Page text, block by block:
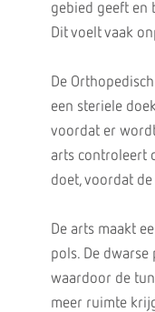
gebied geeft en
Dit voelt vaak
De
een steriele
voordat er
arts controleert
doet, voordat
De arts maakt
pols. De
waardoor de
meer ruimte